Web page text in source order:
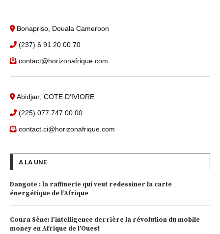
Bonapriso, Douala Cameroon
(237) 6 91 20 00 70
contact@horizonafrique.com
Abidjan, COTE D'IVIORE
(225) 077 747 00 00
contact.ci@horizonafrique.com
A LA UNE
Dangote : la raffinerie qui veut redessiner la carte
énergétique de l’Afrique
Coura Sène: l’intelligence derrière la révolution du mobile
money en Afrique de l’Ouest